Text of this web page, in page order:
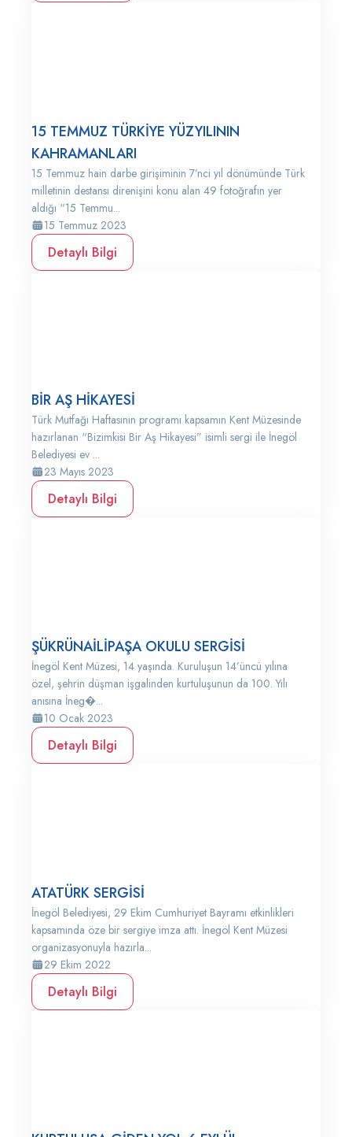
15 TEMMUZ TÜRKİYE YÜZYILININ
KAHRAMANLARI
15 Temmuz hain darbe girişiminin 7’nci yıl dönümünde Türk
milletinin destansı direnişini konu alan 49 fotoğrafın yer
aldığı “15 Temmu...
15 Temmuz 2023
Detaylı Bilgi
BİR AŞ HİKAYESİ
Türk Mutfağı Haftasının programı kapsamın Kent Müzesinde
hazırlanan “Bizimkisi Bir Aş Hikayesi” isimli sergi ile İnegöl
Belediyesi ev ...
23 Mayıs 2023
Detaylı Bilgi
ŞÜKRÜNAİLİPAŞA OKULU SERGİSİ
İnegöl Kent Müzesi, 14 yaşında. Kuruluşun 14’üncü yılına
özel, şehrin düşman işgalinden kurtuluşunun da 100. Yılı
anısına İneg�...
10 Ocak 2023
Detaylı Bilgi
ATATÜRK SERGİSİ
İnegöl Belediyesi, 29 Ekim Cumhuriyet Bayramı etkinlikleri
kapsamında öze bir sergiye imza attı. İnegöl Kent Müzesi
organizasyonuyla hazırla...
29 Ekim 2022
Detaylı Bilgi